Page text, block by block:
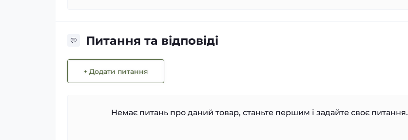
Питання та відповіді
+ Додати питання
Немає питань про даний товар, станьте першим і задайте своє питання.